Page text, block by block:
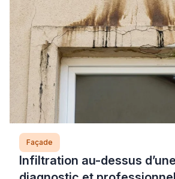
Façade
Infiltration au-dessus